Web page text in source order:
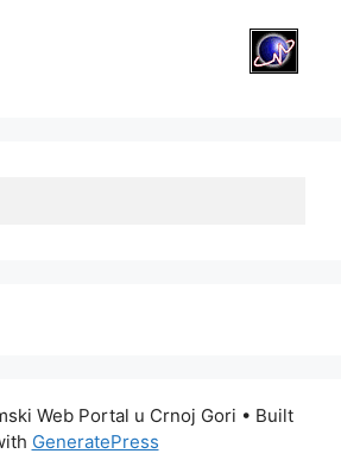
Web Portal u Crnoj Gori • Built
GeneratePress